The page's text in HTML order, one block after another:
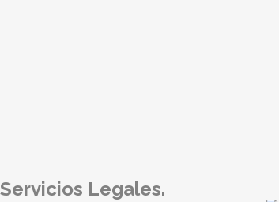
Legales.